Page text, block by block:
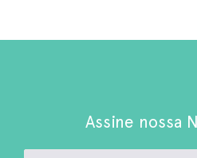
Assine nossa